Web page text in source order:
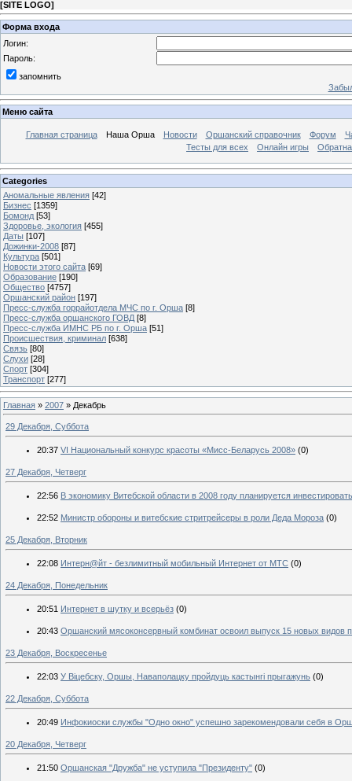
[SITE LOGO]
Форма входа
Логин:
Пароль:
запомнить
Меню сайта
Главная страница Наша Орша Новости Оршанский справочник Форум
Тесты для всех
Онлайн игры
Categories
Аномальные явления [42]
Бизнес [1359]
Бомонд [53]
Здоровье, экология [455]
Даты [107]
Дожинки-2008 [87]
Культура [501]
Новости этого сайта [69]
Образование [190]
Общество [4757]
Оршанский район [197]
Пресс-служба горрайотдела МЧС по г. Орша [8]
Пресс-служба оршанского ГОВД [8]
Пресс-служба ИМНС РБ по г. Орша [51]
Проиcшествия, криминал [638]
Связь [80]
Слухи [28]
Спорт [304]
Транспорт [277]
Главная » 2007 » Декабрь
29 Декабря, Суббота
20:37 VI Национальный конкурс красоты «Мисс-Беларусь 2008» (0)
27 Декабря, Четверг
22:56 В экономику Витебской области в 2008 году планируется
22:52 Министр обороны и витебские стритрейсеры в роли Деда Мороза (0)
25 Декабря, Вторник
22:08 Интерн@йт - безлимитный мобильный Интернет от МТС (0)
24 Декабря, Понедельник
20:51 Интернет в шутку и всерьёз (0)
20:43 Оршанский мясоконсервный комбинат освоил выпуск 15 новых видов
23 Декабря, Воскресенье
22:03 У Віцебску, Оршы, Наваполацку пройдуць кастынгі прыгажунь (0)
22 Декабря, Суббота
20:49 Инфокиоски службы "Одно окно" успешно зарекомендовали себя в
20 Декабря, Четверг
21:50 Оршанская "Дружба" не уступила "Президенту" (0)